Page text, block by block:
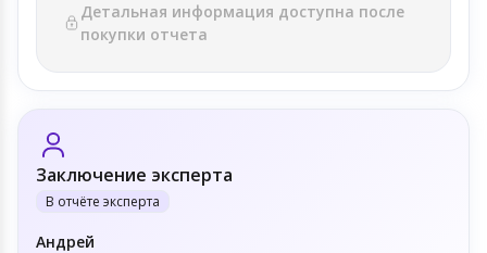
Детальная информация доступна после
покупки отчета
Заключение эксперта
В отчёте эксперта
Андрей